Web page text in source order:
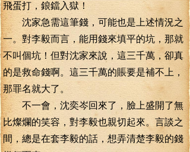
飛蛋打，鋃鐺入獄！
沈家急需這筆錢，可能也是上述情況之
一。對李毅而言，能用錢來填平的坑，那就
不叫個坑！但對沈家來說，這三千萬，卻真
的是救命錢啊。這三千萬的賬要是補不上，
那罪名就大了。
不一會，沈奕岑回來了，臉上盛開了無
比燦爛的笑容，對李毅也親切起來。言談之
間，總是在套李毅的話，想弄清楚李毅的錢